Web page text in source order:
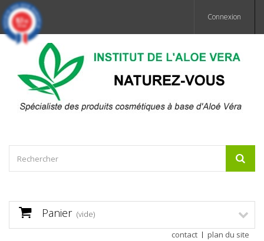
Connexion
Panier (vide)
contact
plan du site
9.7 /10